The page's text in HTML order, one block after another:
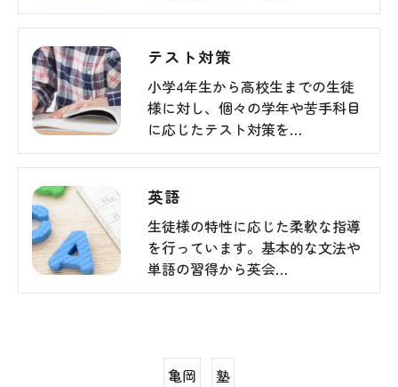
テスト対策
小学4年生から高校生までの生徒
様に対し、個々の学年や苦手科目
に応じたテスト対策を…
英語
生徒様の特性に応じた柔軟な指導
を行っています。基本的な文法や
単語の習得から英会…
亀岡 塾